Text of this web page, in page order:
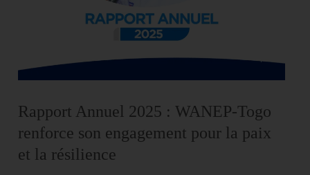
Rapport Annuel 2025 : WANEP-Togo
renforce son engagement pour la paix
et la résilience